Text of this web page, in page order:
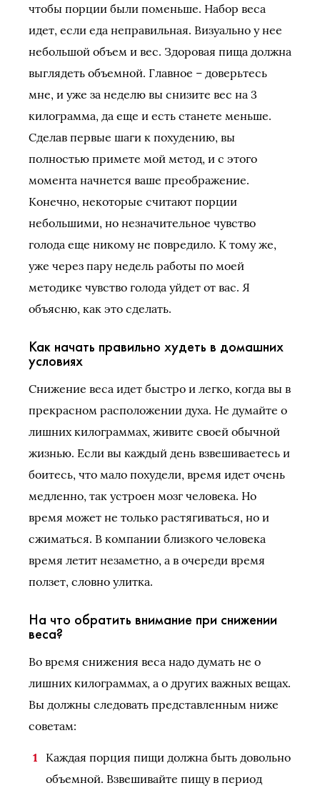
чтобы порции были поменьше. Набор веса
идет, если еда неправильная. Визуально у нее
небольшой объем и вес. Здоровая пища должна
выглядеть объемной. Главное – доверьтесь
мне, и уже за неделю вы снизите вес на 3
килограмма, да еще и есть станете меньше.
Сделав первые шаги к похудению, вы
полностью примете мой метод, и с этого
момента начнется ваше преображение.
Конечно, некоторые считают порции
небольшими, но незначительное чувство
голода еще никому не повредило. К тому же,
уже через пару недель работы по моей
методике чувство голода уйдет от вас. Я
объясню, как это сделать.
Как начать правильно худеть в домашних
условиях
Снижение веса идет быстро и легко, когда вы в
прекрасном расположении духа. Не думайте о
лишних килограммах, живите своей обычной
жизнью. Если вы каждый день взвешиваетесь и
боитесь, что мало похудели, время идет очень
медленно, так устроен мозг человека. Но
время может не только растягиваться, но и
сжиматься. В компании близкого человека
время летит незаметно, а в очереди время
ползет, словно улитка.
На что обратить внимание при снижении
веса?
Во время снижения веса надо думать не о
лишних килограммах, а о других важных вещах.
Вы должны следовать представленным ниже
советам:
Каждая порция пищи должна быть довольно
объемной. Взвешивайте пищу в период